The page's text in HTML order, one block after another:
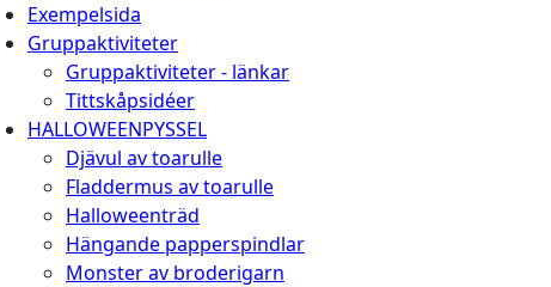
Exempelsida
Gruppaktiviteter
Gruppaktiviteter - länkar
Tittskåpsidéer
HALLOWEENPYSSEL
Djävul av toarulle
Fladdermus av toarulle
Halloweenträd
Hängande papperspindlar
Monster av broderigarn